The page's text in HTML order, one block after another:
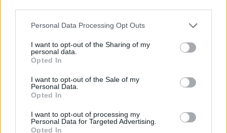
Personal Data Processing Opt Outs
I want to opt-out of the Sharing of my
personal data.
Opted In
I want to opt-out of the Sale of my
Personal Data.
Opted In
I want to opt-out of processing my
Personal Data for Targeted Advertising.
Opted In
ΕΚΠΑΙΔΕΥΣΗ
ΓΕΛ Μυτιλήνης σε πρόγραμμα
Erasmus+ στην Κρακοβία
Επιμόρφωση σε σύγχρονες
εφαρμογές τεχνητής νοημοσύνης
και πρακτικές συμπεριληπτικής
εκπαίδευσης
ΔΡΑΣΕΙΣ
Η Λέσβος στη Διεθνή